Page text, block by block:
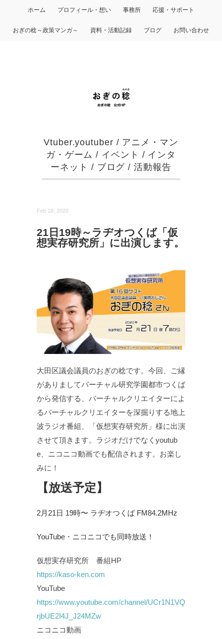
ホーム プロフィール・想い 事務所 応援・サポート
おぎの稔～政策マンガ～ 資料・活動記録 ブログ お問い合わせ
Vtuber.youtuber / アニメ・マン
ガ・ゲーム / イベント / インタ
ーネット / ブログ /活動報告
Feb 18, 2020
21日19時～ラヂオつくば「仮
想実存研究所」に出演します。
大田区議会議員のおぎの稔です。今回、ご縁
がありましてバーチャル研究学園都市つくば
から発信する、バーチャルクリエイターによ
るバーチャルクリエイターを深掘りする地上
波ラジオ番組、「仮想実存研究所」様に出演
させて頂きます。ラジオだけでなくyoutub
e、ニコニコ動画でも配信されます。お楽し
みに！
【放送予定】
2月21日 19時〜 ラヂオつくば FM84.2MHz
YouTube・ニコニコでも同時放送！
仮想実存研究所 番組HP
https://kaso-ken.com
YouTube
https://www.youtube.com/channel/UCr1N1VQ
rjbUE2I4J_J24MZw
ニコニコ動画